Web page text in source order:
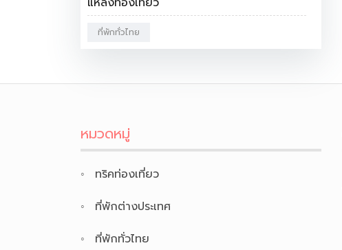
ที่พักทั่วไทย
หมวดหมู่
ทริคท่องเที่ยว
ที่พักต่างประเทศ
ที่พักทั่วไทย